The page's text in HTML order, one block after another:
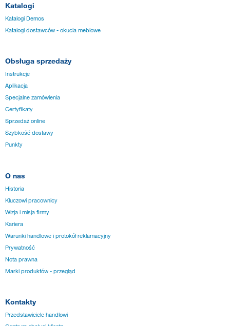
Katalogi
Katalogi Demos
Katalogi dostawców - okucia meblowe
Obsługa sprzedaży
Instrukcje
Aplikacja
Specjalne zamówienia
Certyfikaty
Sprzedaż online
Szybkość dostawy
Punkty
O nas
Historia
Kluczowi pracownicy
Wizja i misja firmy
Kariera
Warunki handlowe i protokół reklamacyjny
Prywatność
Nota prawna
Marki produktów - przegląd
Kontakty
Przedstawiciele handlowi